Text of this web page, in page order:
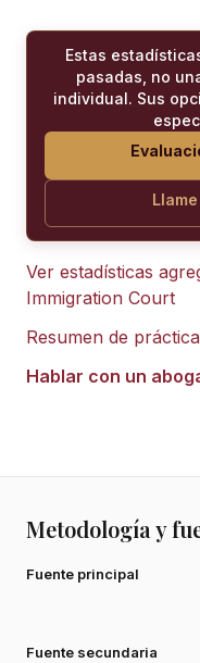
Estas
pasadas, no
individual. Sus
Ver estadísticas
Immigration Court
Resumen de
Hablar con un
Metodología y
Fuente principal
Fuente secundaria